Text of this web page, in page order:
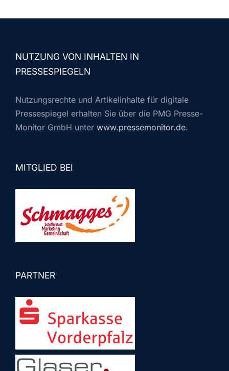
NUTZUNG VON INHALTEN IN
PRESSESPIEGELN
Nutzungsrechte und Artikelinhalte für digitale
Pressespiegel erhalten Sie über die PMG Presse-
Monitor GmbH unter www.pressemonitor.de.
MITGLIED BEI
PARTNER